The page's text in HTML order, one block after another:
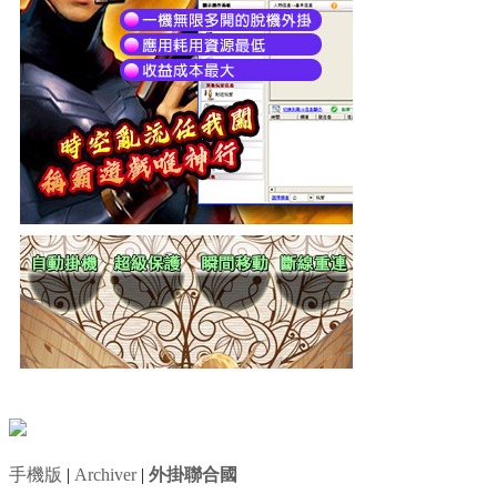
手機版 | Archiver| 外掛聯合國